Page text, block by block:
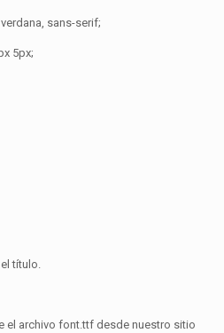
sans-serif;
5px;
título.
el archivo font.ttf desde nuestro sitio